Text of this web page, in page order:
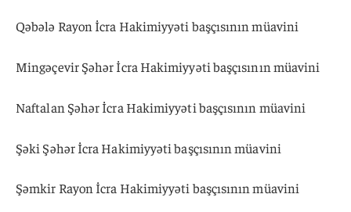
Qəbələ Rayon İcra Hakimiyyəti başçısının müavini
Mingəçevir Şəhər İcra Hakimiyyəti başçısının müavini
Naftalan Şəhər İcra Hakimiyyəti başçısının müavini
Şəki Şəhər İcra Hakimiyyəti başçısının müavini
Şəmkir Rayon İcra Hakimiyyəti başçısının müavini